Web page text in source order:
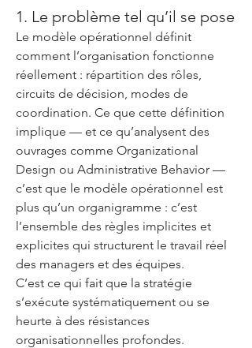
1. Le problème tel qu’il se pose
Le modèle opérationnel définit
comment l’organisation fonctionne
réellement : répartition des rôles,
circuits de décision, modes de
coordination. Ce que cette définition
implique — et ce qu’analysent des
ouvrages comme Organizational
Design ou Administrative Behavior —
c’est que le modèle opérationnel est
plus qu’un organigramme : c’est
l’ensemble des règles implicites et
explicites qui structurent le travail réel
des managers et des équipes.
C’est ce qui fait que la stratégie
s’exécute systématiquement ou se
heurte à des résistances
organisationnelles profondes.